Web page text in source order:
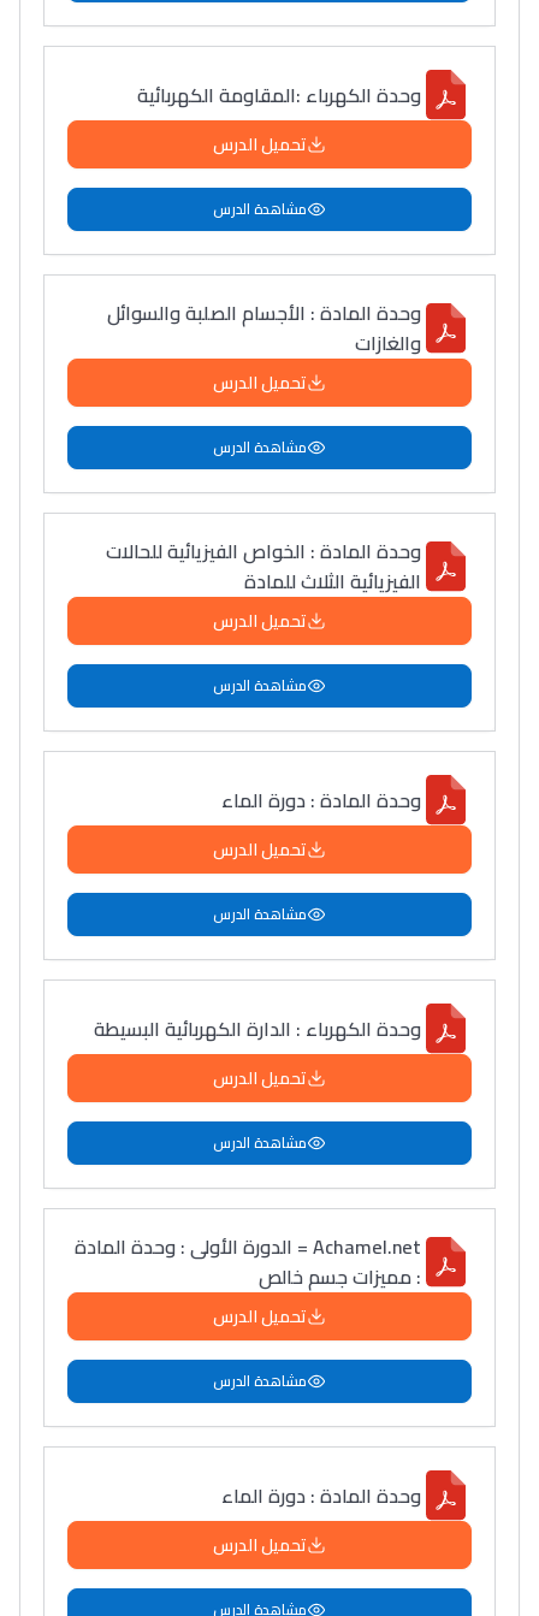
Lycée Maroc
وحدة الكهرباء :المقاومة الكهربائية
تحميل الدرس
مشاهدة الدرس
وحدة المادة : الأجسام الصلبة والسوائل
والغازات
تحميل الدرس
مشاهدة الدرس
وحدة المادة : الخواص الفيزيائية للحالات
الفيزيائية الثلاث للمادة
تحميل الدرس
مشاهدة الدرس
وحدة المادة : دورة الماء
تحميل الدرس
مشاهدة الدرس
وحدة الكهرباء : الدارة الكهربائية البسيطة
تحميل الدرس
مشاهدة الدرس
Achamel.net = الدورة الأولى : وحدة المادة
: مميزات جسم خالص
تحميل الدرس
مشاهدة الدرس
وحدة المادة : دورة الماء
تحميل الدرس
مشاهدة الدرس